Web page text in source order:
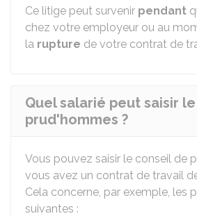
Ce litige peut survenir pendant
chez votre employeur ou au
la rupture de votre contrat de
Quel salarié peut saisir
prud'hommes ?
Vous pouvez saisir le conseil de
vous avez un contrat de travail
Cela concerne, par exemple, les
suivantes :